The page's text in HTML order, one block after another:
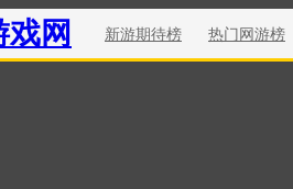
新游期待榜 热门网游榜